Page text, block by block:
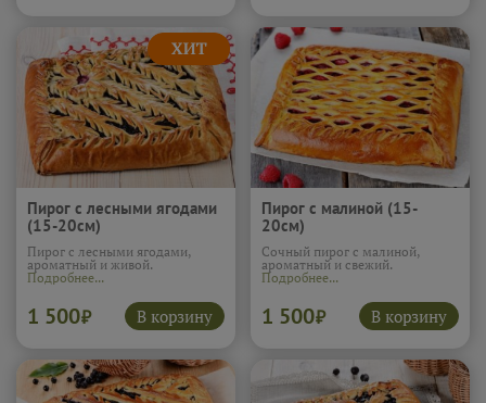
вкусного.Подробнее...
Пирог с лесными ягодами
(15-20см)
Пирог с лесными ягодами,
ароматный и живой.
Подробнее...
1 500₽ В корзину
Пирог с малиной (15-
20см)
Сочный пирог с малиной,
ароматный и свежий.
Подробнее...
1 500₽ В корзину